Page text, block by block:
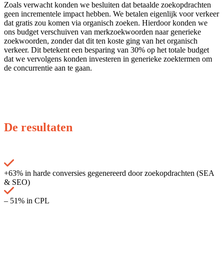
Zoals verwacht konden we besluiten dat betaalde zoekopdrachten
geen incrementele impact hebben. We betalen eigenlijk voor verkeer
dat gratis zou komen via organisch zoeken. Hierdoor konden we
ons budget verschuiven van merkzoekwoorden naar generieke
zoekwoorden, zonder dat dit ten koste ging van het organisch
verkeer. Dit betekent een besparing van 30% op het totale budget
dat we vervolgens konden investeren in generieke zoektermen om
de concurrentie aan te gaan.
De resultaten
+63% in harde conversies gegenereerd door zoekopdrachten (SEA
& SEO)
– 51% in CPL